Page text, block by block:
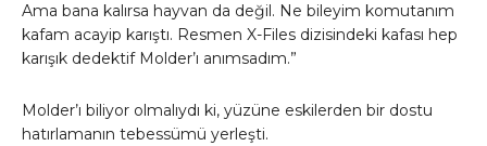
Ama bana kalırsa hayvan da değil. Ne bileyim komutanım
kafam acayip karıştı. Resmen X-Files dizisindeki kafası hep
karışık dedektif Molder’ı anımsadım.”
Molder’ı biliyor olmalıydı ki, yüzüne eskilerden bir dostu
hatırlamanın tebessümü yerleşti.